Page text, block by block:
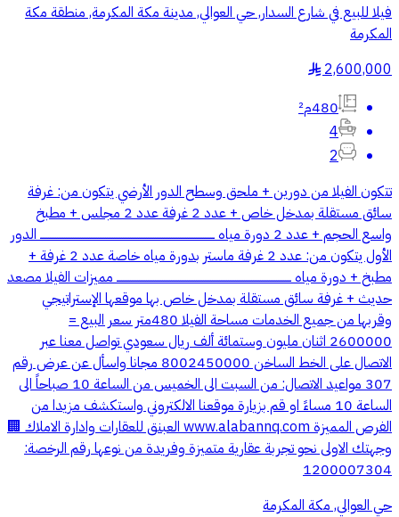
فيلا للبيع في شارع السدار, حي العوالي, مدينة مكة المكرمة, منطقة مكة
المكرمة
2,600,000
§
480م²
4
2
تتكون الفيلا من دورين + ملحق وسطح الدور الأرضي يتكون من: غرفة
سائق مستقلة بمدخل خاص + عدد 2 غرفة عدد 2 مجلس + مطبخ
واسع الحجم + عدد 2 دورة مياه ــــــــــــــــــــــــــــــــــــــــــــــــــــــــــــــــــــــــــــــــــــــــــــــــــ الدور
الأول يتكون من: عدد 2 غرفة ماستر بدورة مياه خاصة عدد 2 غرفة +
مطبخ + دورة مياه ــــــــــــــــــــــــــــــــــــــــــــــــــــــــــــــــــــــــــــــــــــــــــــــــــ مميزات الفيلا مصعد
حديث + غرفة سائق مستقلة بمدخل خاص بها موقعها الإستراتيجي
وقربها من جميع الخدمات مساحة الفيلا 480متر سعر البيع =
2600000 اثنان مليون وستمائة ألف ريال سعودي تواصل معنا عبر
الاتصال على الخط الساخن 8002450000 مجانا واسأل عن عرض رقم
307 مواعيد الاتصال: من السبت الى الخميس من الساعة 10 صباحاً الى
الساعة 10 مساءً او قم بزيارة موقعنا الالكتروني واستكشف مزيدا من
الفرص المميزة www.alabannq.com العبنق للعقارات وادارة الاملاك 🏢
وجهتك الاولى نحو تجربة عقارية متميزة وفريدة من نوعها رقم الرخصة:
1200007304
حي العوالي, مكة المكرمة